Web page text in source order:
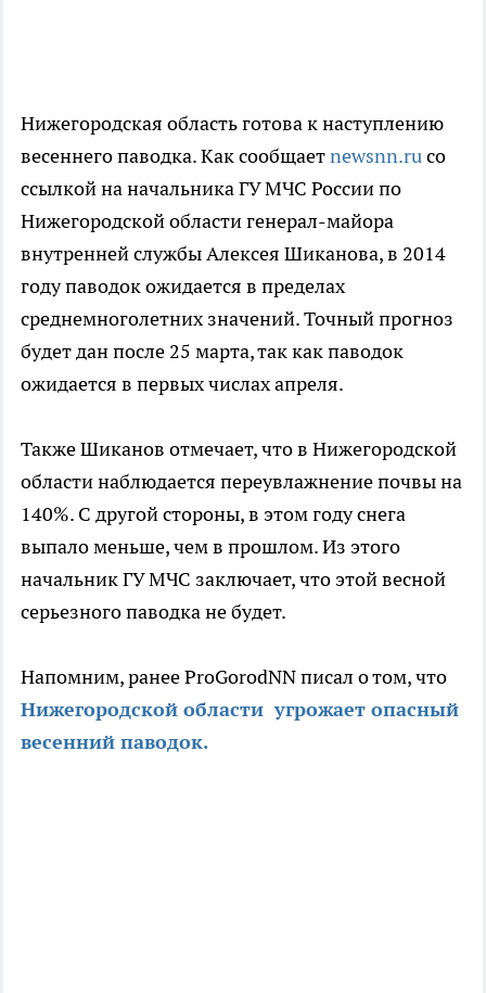
Нижегородская область готова к наступлению
весеннего паводка. Как сообщаетnewsnn.ruсо
ссылкой на начальника ГУ МЧС России по
Нижегородской области генерал-майора
внутренней службы Алексея Шиканова, в 2014
году паводок ожидается в пределах
среднемноголетних значений. Точный прогноз
будет дан после 25 марта, так как паводок
ожидается в первых числах апреля.
Также Шиканов отмечает, что в Нижегородской
области наблюдается переувлажнение почвы на
140%. С другой стороны, в этом году снега
выпало меньше, чем в прошлом. Из этого
начальник ГУ МЧС заключает, что этой весной
серьезного паводка не будет.
Напомним, ранее ProGorodNN писал о том, что
Нижегородской области угрожает опасный
весенний паводок.